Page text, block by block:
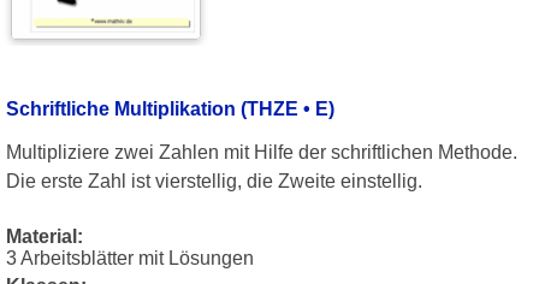
Schriftliche Multiplikation (THZE • E)
Multipliziere zwei Zahlen mit Hilfe der schriftlichen Methode.
Die erste Zahl ist vierstellig, die Zweite einstellig.
Material:
3 Arbeitsblätter mit Lösungen